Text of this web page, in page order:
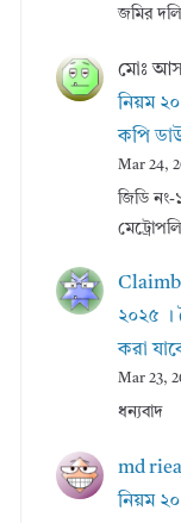
জমির
মোঃ
নিয়ম
কপি
Mar 24,
জিডি নং-
২০২৫ ।
করা
Mar 23,
ধন্যবাদ
md
নিয়ম